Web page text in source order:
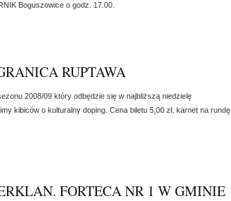
Boguszowice o godz. 17.00.
RUPTAWA
2008/09 który odbędzie się w najbliższą niedzielę
kibiców o kulturalny doping. Cena biletu 5,00 zł, karnet na rundę
FORTECA NR 1 W GMINIE